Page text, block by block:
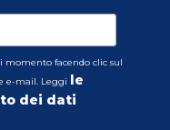
momento facendo clic sul
e-mail. Leggi le
dei dati